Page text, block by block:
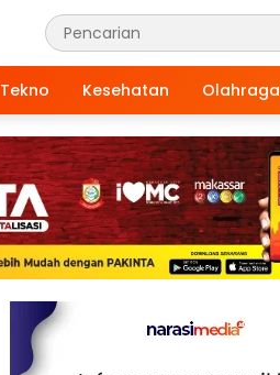
Tekno Kesehatan Olahraga